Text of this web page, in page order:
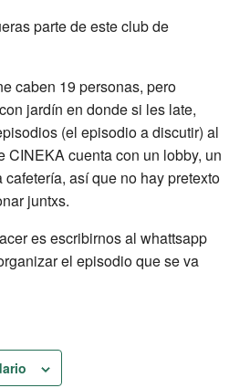
parte de este club de
caben 19 personas, pero
jardín en donde si les late,
(el episodio a discutir) al
CINEKA cuenta con un lobby, un
así que no hay pretexto
juntxs.
es escribirnos al whattsapp
el episodio que se va